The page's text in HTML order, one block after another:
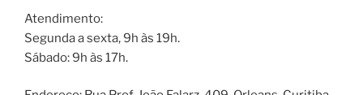
Atendimento:
Segunda a sexta, 9h às 19h.
Sábado: 9h às 17h.